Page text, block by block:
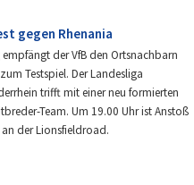
gegen Rhenania
der VfB den Ortsnachbarn
Testspiel. Der Landesliga
trifft mit einer neu formierten
Team. Um 19.00 Uhr ist Anstoß
der Lionsfieldroad.